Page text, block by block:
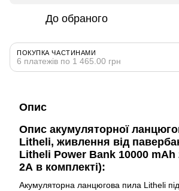
До обраного
ПОКУПКА ЧАСТИНАМИ
6 платежів по 1 465.00 грн
Опис
Опис акумуляторної
Litheli, живлення від
Litheli Power Bank 10000 mAh
2А в комплекті):
Акумуляторна ланцюгова пила Litheli